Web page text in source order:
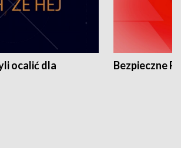
ocalić dla
Bezpieczne